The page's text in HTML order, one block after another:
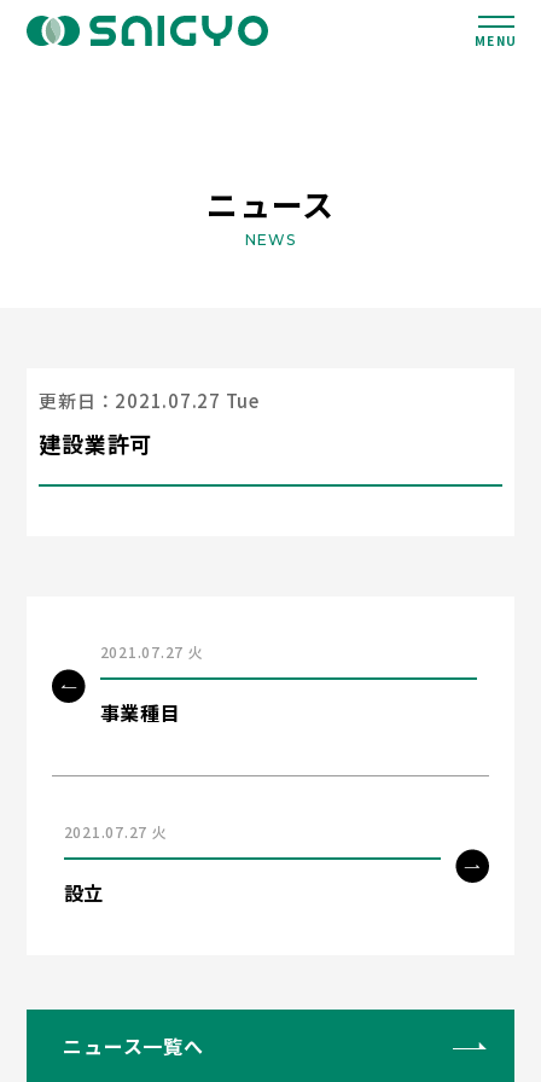
MENU
ニュース
NEWS
更新日：2021.07.27 Tue
建設業許可
2021.07.27 火
事業種目
2021.07.27 火
設立
ニュース一覧へ